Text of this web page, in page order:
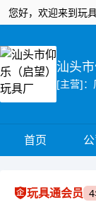
您好，欢迎来到玩具
汕头
[主营]：
首页
玩具通会员